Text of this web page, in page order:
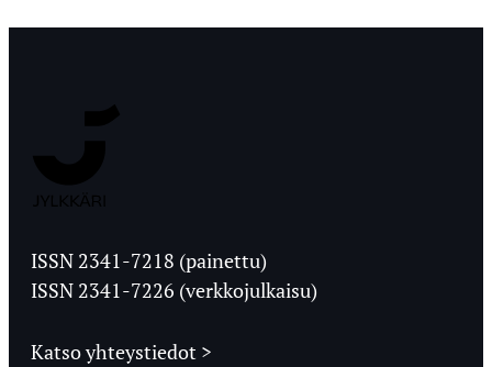
Ylioppilaslehti
ISSN 2341-7218 (painettu)
ISSN 2341-7226 (verkkojulkaisu)
Katso yhteystiedot >